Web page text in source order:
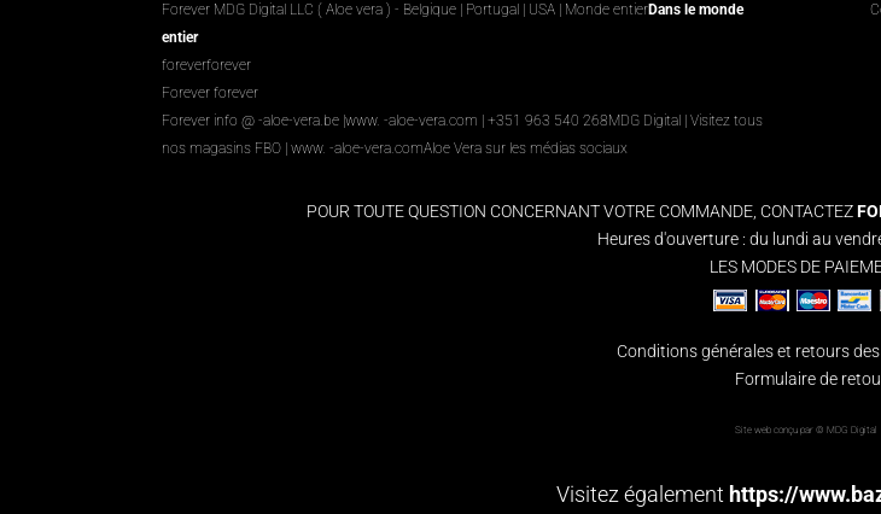
Forever MDG Digital LLC ( Aloe vera ) - Belgique | Portugal | USA | Monde entierDans le monde
entier
foreverforever
Forever forever
Forever info @ -aloe-vera.be |www. -aloe-vera.com | +351 963 540 268MDG Digital |Visitez tous
nos magasins FBO |www. -aloe-vera.comAloe Vera sur les médias sociaux
POUR TOUTE QUESTION CONCERNANT VOTRE COMMANDE, CONTACTEZ
Heures d'ouverture : du lundi au
LES MODES DE
Conditions générales et retours
Formulaire de
Site web conçu par © MDG Digital
Visitez également https://